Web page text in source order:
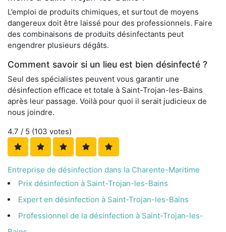
L’emploi de produits chimiques, et surtout de moyens
dangereux doit être laissé pour des professionnels. Faire
des combinaisons de produits désinfectants peut
engendrer plusieurs dégâts.
Comment savoir si un lieu est bien désinfecté ?
Seul des spécialistes peuvent vous garantir une
désinfection efficace et totale à Saint-Trojan-les-Bains
après leur passage. Voilà pour quoi il serait judicieux de
nous joindre.
4.7 / 5 (103 votes)
Entreprise de désinfection dans la Charente-Maritime
Prix désinfection à Saint-Trojan-les-Bains
Expert en désinfection à Saint-Trojan-les-Bains
Professionnel de la désinfection à Saint-Trojan-les-